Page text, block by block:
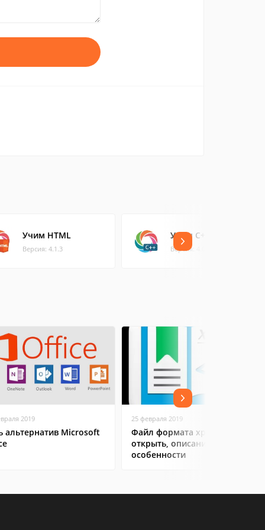
Учим HTML
Версия: 4.1.3
Учим C++
Версия: 4.0.7
2019
альтернатив Microsoft
25 февраля 2019
Файл формата xps: чем
открыть, описание,
особенности